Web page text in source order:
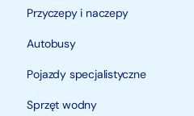
Przyczepy i naczepy
Autobusy
Pojazdy specjalistyczne
Sprzęt wodny